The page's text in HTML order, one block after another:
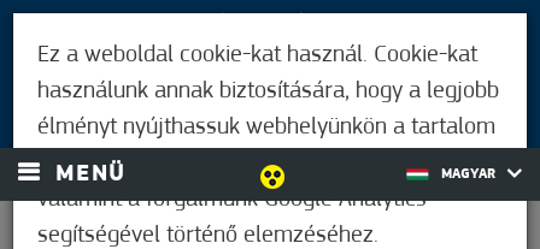
BEJELENTKEZÉS
MENÜ MAGYAR
Ez a weboldal cookie-kat használ. Cookie-kat
használunk annak biztosítására, hogy a legjobb
élményt nyújthassuk webhelyünkön a tartalom
és a hirdetések személyre szabásához,
valamint a forgalmunk Google Analytics
segítségével történő elemzéséhez.